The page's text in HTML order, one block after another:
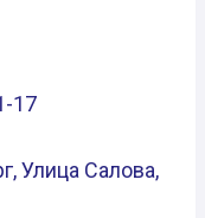
17
Улица Салова,